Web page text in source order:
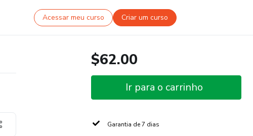
Acessar meu curso Criar um curso
$62.00
Ir para o carrinho
Garantia de 7 dias